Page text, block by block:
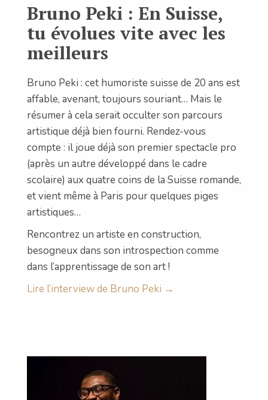
Bruno Peki : En Suisse,
tu évolues vite avec les
meilleurs
Bruno Peki : cet humoriste suisse de 20 ans est
affable, avenant, toujours souriant… Mais le
résumer à cela serait occulter son parcours
artistique déjà bien fourni. Rendez-vous
compte : il joue déjà son premier spectacle pro
(après un autre développé dans le cadre
scolaire) aux quatre coins de la Suisse romande,
et vient même à Paris pour quelques piges
artistiques…
Rencontrez un artiste en construction,
besogneux dans son introspection comme
dans l’apprentissage de son art !
Lire l’interview de Bruno Peki →